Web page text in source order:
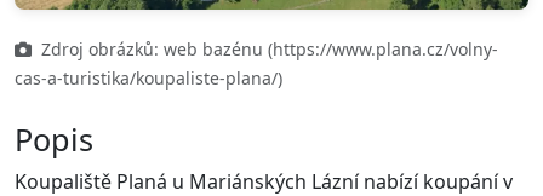
Zdroj obrázků: web bazénu (https://www.plana.cz/volny-
cas-a-turistika/koupaliste-plana/)
Popis
Koupaliště Planá u Mariánských Lázní nabízí koupání v